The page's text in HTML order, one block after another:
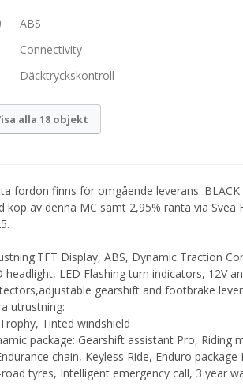
ABS
Connectivity
Däcktryckskontroll
alla 18 objekt
fordon finns för omgående leverans.
köp av denna MC samt 2,95% ränta via
Display, ABS, Dynamic Traction
headlight, LED Flashing turn indicators, 12V
gearshift and footbrake
utrustning:
Tinted windshield
package: Gearshift assistant Pro, Riding
chain, Keyless Ride, Enduro
tyres, Intelligent emergency call, 3 year